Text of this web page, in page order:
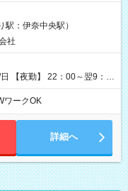
異なる部分があります。 雇
：時給 1,580円以上
：伊奈中央駅）
社
【夜勤】 22：00～翌9：
ど ※上記の時間
の勤務となります）
ワークOK
詳細へ